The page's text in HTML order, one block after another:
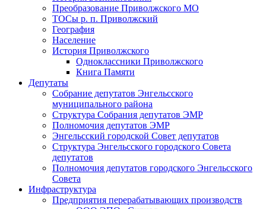
Преобразование Приволжского МО
ТОСы р. п. Приволжский
География
Население
История Приволжского
Одноклассники Приволжского
Книга Памяти
Депутаты
Собрание депутатов Энгельсского
муниципального района
Структура Собрания депутатов ЭМР
Полномочия депутатов ЭМР
Энгельсский городской Совет депутатов
Структура Энгельсского городского Совета
депутатов
Полномочия депутатов городского Энгельсского
Совета
Инфраструктура
Предприятия перерабатывающих производств